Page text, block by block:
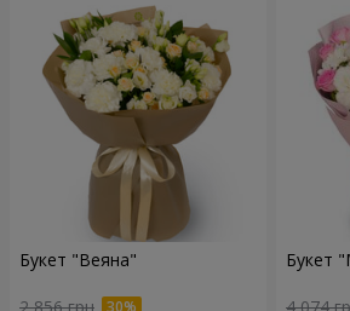
Букет "Веяна" Букет